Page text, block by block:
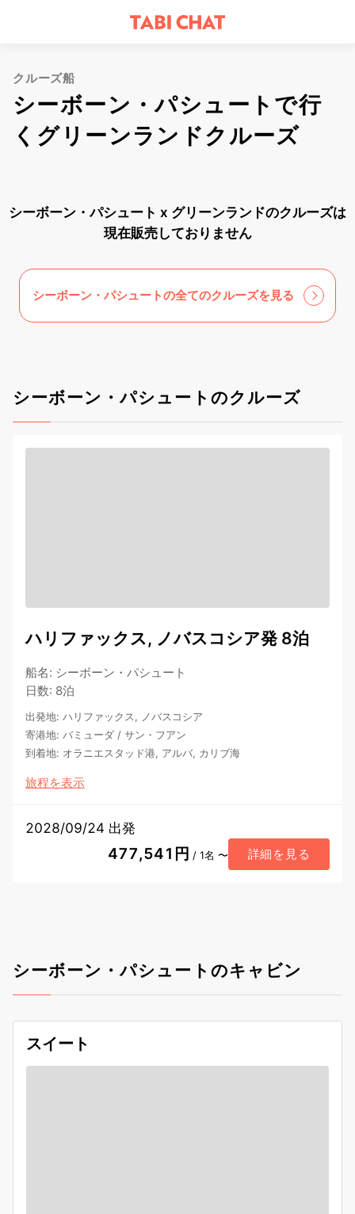
クルーズ船
シーボーン・パシュートで行
くグリーンランドクルーズ
シーボーン・パシュート x グリーンランドのクルーズは
現在販売しておりません
シーボーン・パシュートの全てのクルーズを見る
シーボーン・パシュートのクルーズ
ハリファックス, ノバスコシア発 8泊
船名: シーボーン・パシュート
日数: 8泊
出発地: ハリファックス, ノバスコシア
寄港地: バミューダ / サン・フアン
到着地: オラニエスタッド港, アルバ, カリブ海
旅程を表示
2028/09/24 出発
477,541円 / 1名 〜 詳細を見る
シーボーン・パシュートのキャビン
スイート